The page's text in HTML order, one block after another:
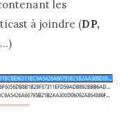
les
à joindre (DP,
…)